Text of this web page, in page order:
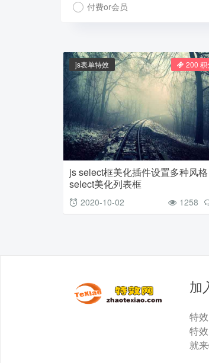
付费or会员
200 积
js表单特效
js select框美化插件设置多种风格
select美化列表框
2020-10-02 1258
加
特
特
就来